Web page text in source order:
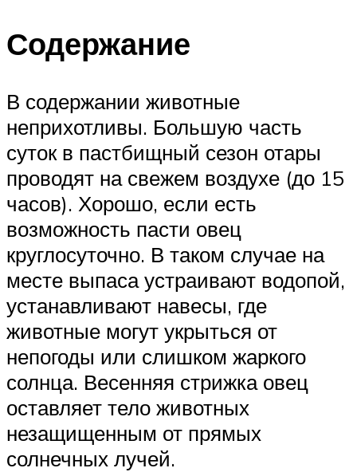
Содержание
В содержании животные
неприхотливы. Большую часть
суток в пастбищный сезон отары
проводят на свежем воздухе (до 15
часов). Хорошо, если есть
возможность пасти овец
круглосуточно. В таком случае на
месте выпаса устраивают водопой,
устанавливают навесы, где
животные могут укрыться от
непогоды или слишком жаркого
солнца. Весенняя стрижка овец
оставляет тело животных
незащищенным от прямых
солнечных лучей.